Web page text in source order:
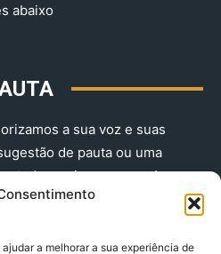
a melhorar a sua experiência de
abaixo
a sua voz e suas
de pauta ou uma
envie-nos agora!